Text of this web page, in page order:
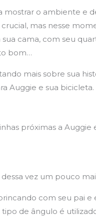
mostrar o ambiente
mas nesse
sua cama, com seu
bom…
mais sobre sua
Auggie e sua bicicleta.
próximas a
vez um pouco
com seu pai
de ângulo é